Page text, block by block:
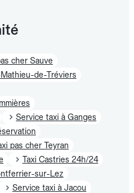
cher Sauve
de-Tréviers
Service taxi à Ganges
pas cher Teyran
Taxi Castries 24h/24
sur-Lez
Service taxi à Jacou